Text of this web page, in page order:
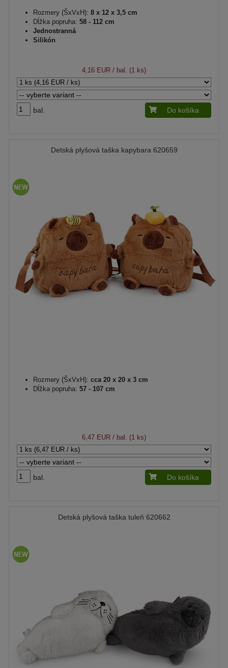
Rozmery (ŠxVxH): 8 x 12 x 3,5 cm
Dĺžka popruha: 58 - 112 cm
Jednostranná
Silikón
4,16 EUR / bal. (1 ks)
bal. Do košíka
Detská plyšová taška kapybara 620659
Rozmery (ŠxVxH): cca 20 x 20 x 3 cm
Dĺžka popruha: 57 - 107 cm
6,47 EUR / bal. (1 ks)
bal. Do košíka
Detská plyšová taška tuleň 620662